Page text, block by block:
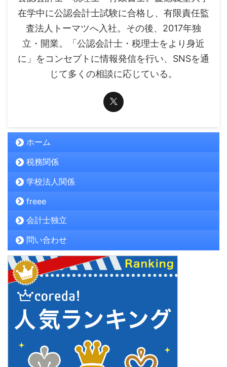
在学中に公認会計士試験に合格し、有限責任監
査法人トーマツへ入社。その後、2017年独
立・開業。「公認会計士・税理士をより身近
に」をコンセプトに情報発信を行い、SNSを通
じて多くの相談に応じている。
ホーム
税務関係
学校法人関係
freee
会計士独立
問い合わせ